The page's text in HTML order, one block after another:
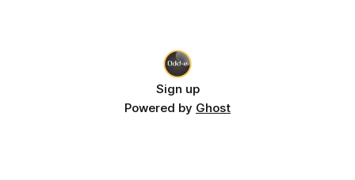
Sign up
Powered by Ghost